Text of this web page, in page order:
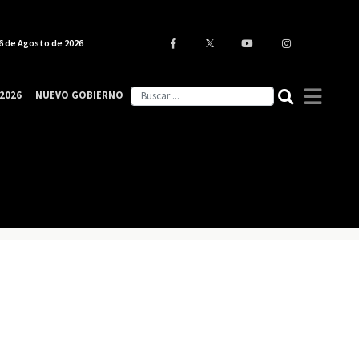
de Agosto de 2026
NUEVO GOBIERNO